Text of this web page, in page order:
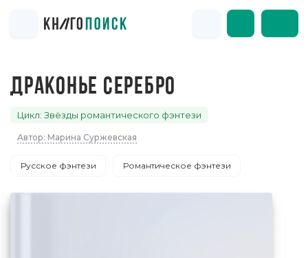
ДРАКОНЬЕ СЕРЕБРО
Цикл: Звёзды романтического фэнтези
Автор: Марина Суржевская
Русское фэнтези Романтическое фэнтези